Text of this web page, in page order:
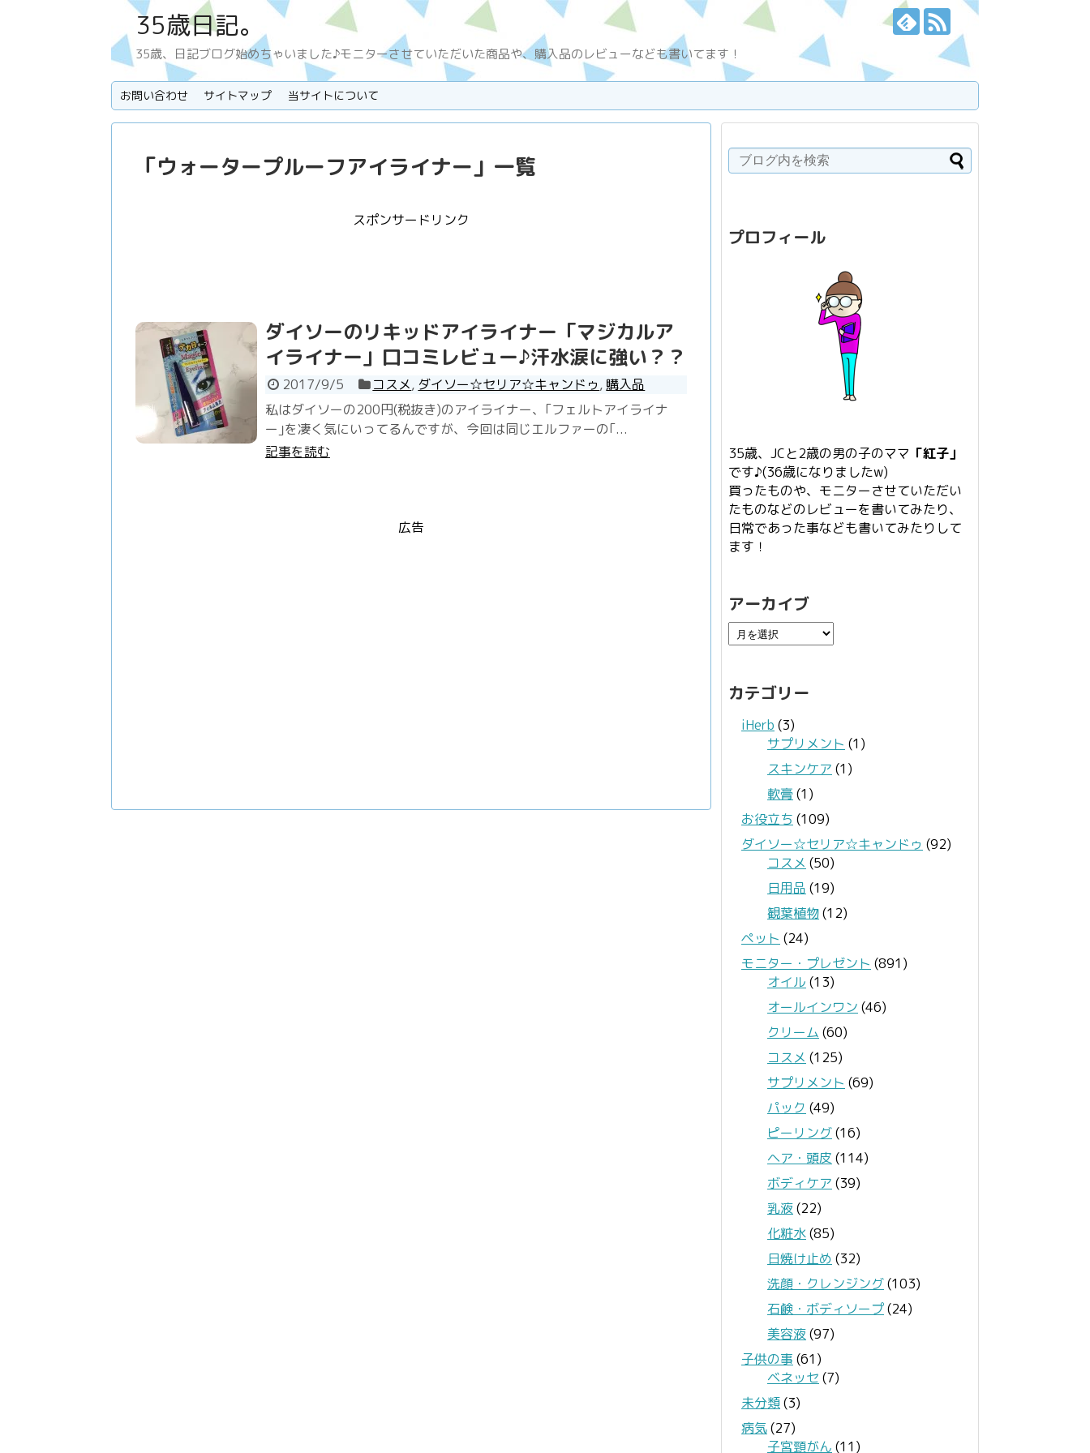
35歳日記。
35歳、日記ブログ始めちゃいました♪モニターさせていただいた商品や、購入品のレビューなども書いてます！
お問い合わせ サイトマップ 当サイトについて
「ウォータープルーフアイライナー」 一覧
スポンサードリンク
ダイソーのリキッドアイライナー「マジカルア
イライナー」口コミレビュー♪汗水涙に強い？？
2017/9/5 コスメ, ダイソー☆セリア☆キャンドゥ, 購入品
私はダイソーの200円(税抜き)のアイライナー、｢フェルトアイライナ
ー｣を凄く気にいってるんですが、今回は同じエルファーの｢...
記事を読む
広告
プロフィール
35歳、JCと2歳の男の子のママ 「紅子」
です♪(36歳になりましたw)
買ったものや、モニターさせていただい
たものなどのレビューを書いてみたり、
日常であった事なども書いてみたりして
ます！
アーカイブ
カテゴリー
iHerb (3)
サプリメント (1)
スキンケア (1)
軟膏(1)
お役立ち (109)
ダイソー☆セリア☆キャンドゥ (92)
コスメ (50)
日用品 (19)
観葉植物(12)
ペット (24)
モニター・プレゼント (891)
オイル (13)
オールインワン (46)
クリーム (60)
コスメ (125)
サプリメント (69)
パック (49)
ピーリング(16)
ヘア・頭皮 (114)
ボディケア (39)
乳液(22)
化粧水(85)
日焼け止め (32)
洗顔・クレンジング(103)
石鹸・ボディソープ(24)
美容液(97)
子供の事 (61)
ベネッセ (7)
未分類(3)
病気(27)
子宮頸がん (11)